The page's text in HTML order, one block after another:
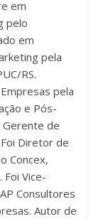
em
pelo
em
pela
RS.
pela
e Pós-
Gerente de
Foi Diretor de
Concex,
Foi Vice-
Consultores
Autor de